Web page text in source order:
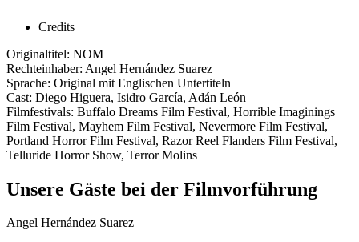
Credits
Originaltitel: NOM
Rechteinhaber: Angel Hernández Suarez
Sprache: Original mit Englischen Untertiteln
Cast: Diego Higuera, Isidro García, Adán León
Filmfestivals: Buffalo Dreams Film Festival, Horrible Imaginings
Film Festival, Mayhem Film Festival, Nevermore Film Festival,
Portland Horror Film Festival, Razor Reel Flanders Film Festival,
Telluride Horror Show, Terror Molins
Unsere Gäste bei der Filmvorführung
Angel Hernández Suarez